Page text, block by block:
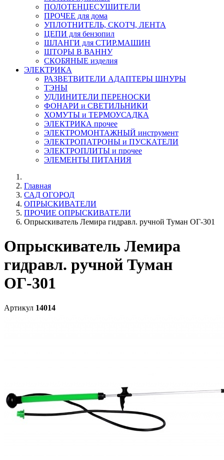
ПОЛОТЕНЦЕСУШИТЕЛИ
ПРОЧЕЕ для дома
УПЛОТНИТЕЛЬ, СКОТЧ, ЛЕНТА
ЦЕПИ для бензопил
ШЛАНГИ для СТИР.МАШИН
ШТОРЫ В ВАННУ
СКОБЯНЫЕ изделия
ЭЛЕКТРИКА
РАЗВЕТВИТЕЛИ АДАПТЕРЫ ШНУРЫ
ТЭНЫ
УДЛИНИТЕЛИ ПЕРЕНОСКИ
ФОНАРИ и СВЕТИЛЬНИКИ
ХОМУТЫ и ТЕРМОУСАДКА
ЭЛЕКТРИКА прочее
ЭЛЕКТРОМОНТАЖНЫЙ инструмент
ЭЛЕКТРОПАТРОНЫ и ПУСКАТЕЛИ
ЭЛЕКТРОПЛИТЫ и прочее
ЭЛЕМЕНТЫ ПИТАНИЯ
Главная
САД ОГОРОД
ОПРЫСКИВАТЕЛИ
ПРОЧИЕ ОПРЫСКИВАТЕЛИ
Опрыскиватель Лемира гидравл. ручной Туман ОГ-301
Опрыскиватель Лемира
гидравл. ручной Туман
ОГ-301
Артикул 14014